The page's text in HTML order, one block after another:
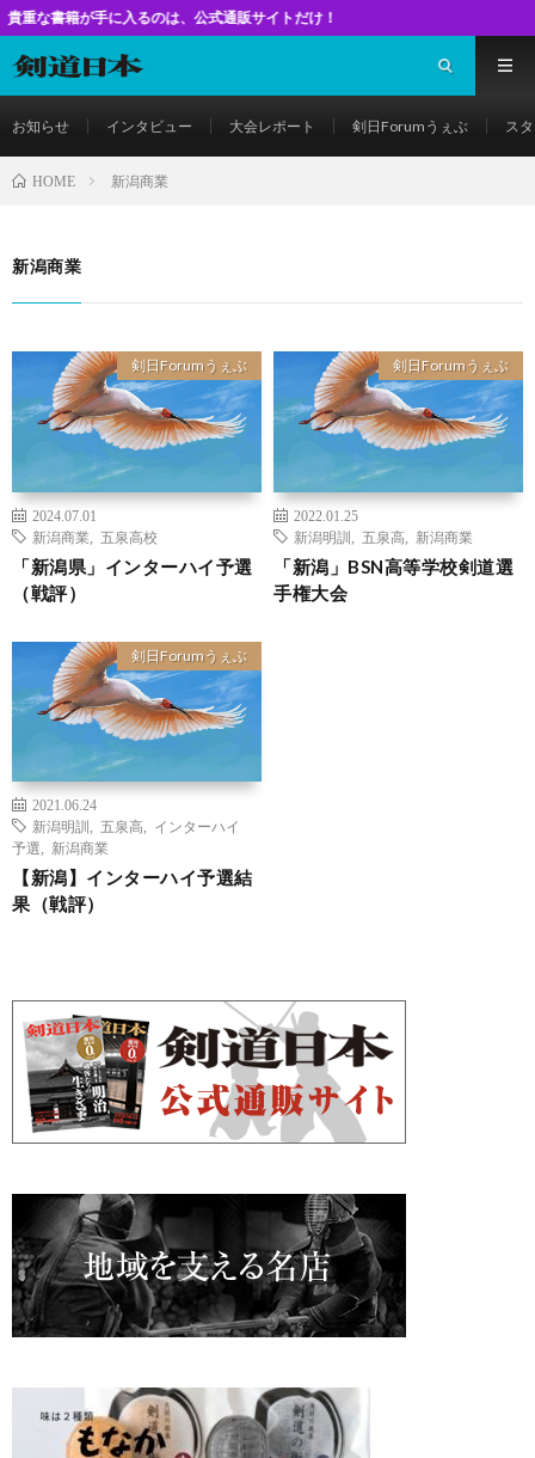
に入るのは、公式通販サイトだけ！
お知らせ インタビュー 大会レポート 剣日Forumうぇぶ ス
HOME 新潟商業
新潟商業
剣日Forumうぇぶ
2024.07.01
新潟商業
五泉高校
「新潟県」インターハイ予選
（戦評）
剣日Forumうぇぶ
2022.01.25
新潟明訓
五泉高 新潟商業
「新潟」BSN高等学校剣道選
手権大会
剣日Forumうぇぶ
2021.06.24
新潟明訓
五泉高
インターハイ
予選
新潟商業
【新潟】インターハイ予選結
果（戦評）